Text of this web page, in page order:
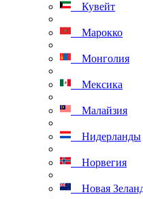
Кувейт
Марокко
Монголия
Мексика
Малайзия
Нидерланды
Норвегия
Новая